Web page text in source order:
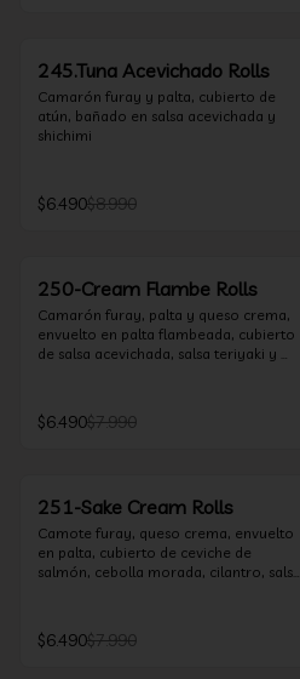
245.Tuna Acevichado Rolls
Camarón furay y palta, cubierto de
atún, bañado en salsa acevichada y
shichimi
$6.490$8.990
250-Cream Flambe Rolls
Camarón furay, palta y queso crema,
envuelto en palta flambeada, cubierto
de salsa acevichada, salsa teriyaki y
$6.490$7.990
251-Sake Cream Rolls
Camote furay, queso crema, envuelto
en palta, cubierto de ceviche de
salmón, cebolla morada, cilantro, salsa
$6.490$7.990